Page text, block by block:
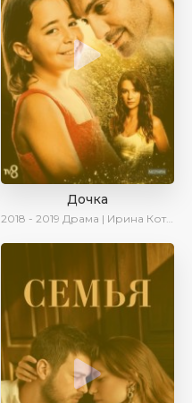
Дочка
2018 - 2019 Драма | Ирина Котова